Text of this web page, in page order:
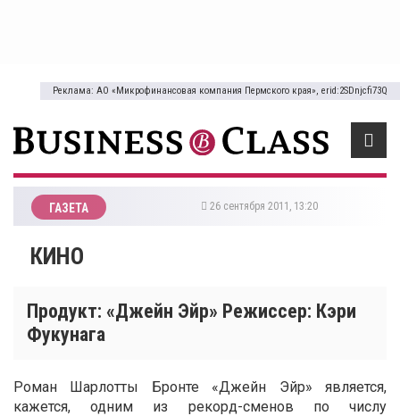
Реклама: АО «Микрофинансовая компания Пермского края», erid:2SDnjcfi73Q
ГАЗЕТА 26 сентября 2011, 13:20
КИНО
Продукт: «Джейн Эйр» Режиссер: Кэри
Фукунага
Роман Шарлотты Бронте «Джейн Эйр» является,
кажется, одним из рекорд-сменов по числу